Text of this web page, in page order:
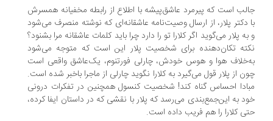
است که پیرمرد عاشق‌پیشه با اطلاع از رابطه مخفیانه همسرش
دکتر پلار، از ارسال وصیت‌نامه عاشقانه‌ای که نوشته منصرف می‌شود
پلار می‌گوید اگر کلارا تو را دارد چرا باید کلمات عاشقانه مرا بشنود؟
تکان‌دهنده برای شخصیت پلار این است که متوجه می‌شود
هوا و هوس خودش، چارلی فورتنوم، یک‌عاشق واقعی است
از پلار قول می‌گیرد به کلارا نگوید چارلی از ماجرا باخبر شده است.
احساس گناه کند! شخصیت کنسول همچنین در تفکرات درونی
به این‌جمع‌بندی می‌رسد که پلار با نقشی که در داستان ایفا کرده،
کلارا را هم فریب داده است.